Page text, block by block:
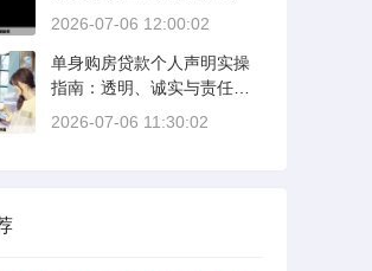
旅程
2026-07-06 12:00:02
单身购房贷款个人声明实操
指南：透明、诚实与责任并
重
2026-07-06 11:30:02